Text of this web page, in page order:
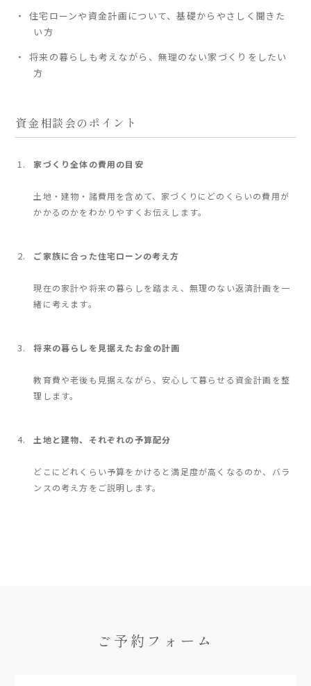
住宅ローンや資金計画について、基礎からやさしく聞きた
い方
将来の暮らしも考えながら、無理のない家づくりをしたい
方
資金相談会のポイント
家づくり全体の費用の目安
土地・建物・諸費用を含めて、家づくりにどのくらいの費用が
かかるのかをわかりやすくお伝えします。
ご家族に合った住宅ローンの考え方
現在の家計や将来の暮らしを踏まえ、無理のない返済計画を一
緒に考えます。
将来の暮らしを見据えたお金の計画
教育費や老後も見据えながら、安心して暮らせる資金計画を整
理します。
土地と建物、それぞれの予算配分
どこにどれくらい予算をかけると満足度が高くなるのか、バラ
ンスの考え方をご説明します。
ご予約フォーム